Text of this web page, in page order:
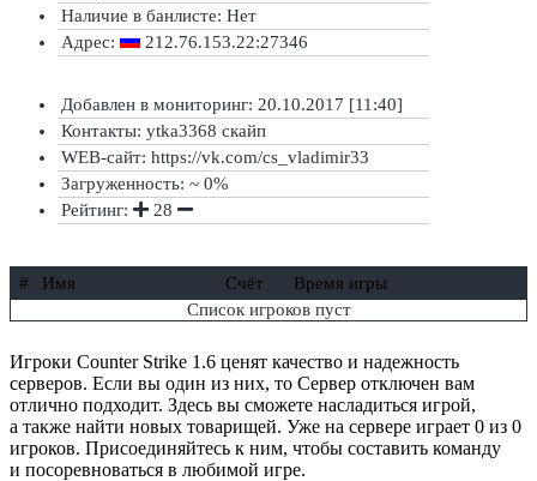
Наличие в банлисте: Нет
Адрес:
212.76.153.22:27346
Добавлен в мониторинг: 20.10.2017 [11:40]
Контакты: ytka3368 скайп
WEB-сайт: https://vk.com/cs_vladimir33
Загруженность: ~ 0%
Рейтинг:
28
# Имя Счёт
Время игры
Список игроков пуст
Игроки Counter Strike 1.6 ценят качество и надежность
серверов. Если вы один из них, то Сервер отключен вам
отлично подходит. Здесь вы сможете насладиться игрой,
а также найти новых товарищей. Уже на сервере играет 0 из 0
игроков. Присоединяйтесь к ним, чтобы составить команду
и посоревноваться в любимой игре.